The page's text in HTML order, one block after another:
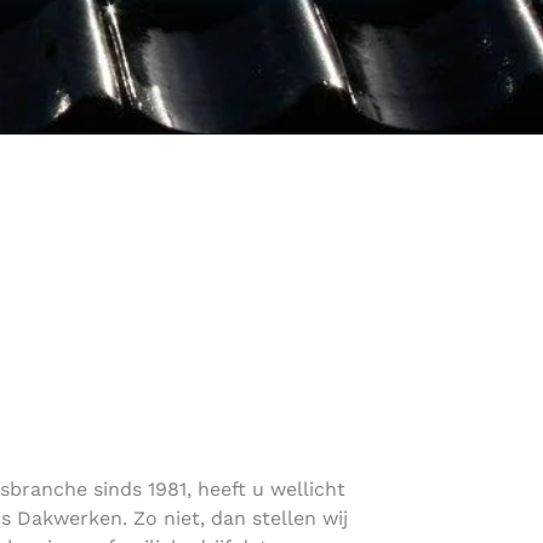
sinds 1981, heeft u wellicht
Dakwerken. Zo niet, dan stellen wij